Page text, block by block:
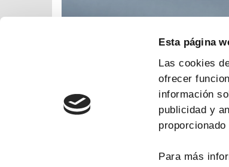
Esta página
Las cookies
ofrecer
información
publicidad y
Para más